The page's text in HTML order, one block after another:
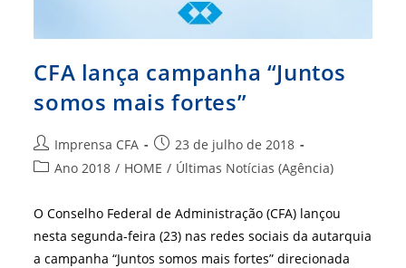
CFA lança campanha “Juntos
somos mais fortes”
Autor
do
Imprensa CFA
Post
publicado:
23 de julho de 2018
Categoria
post:
Ano 2018 / HOME / Últimas Notícias (Agência)
O Conselho Federal de Administração (CFA) lançou
nesta segunda-feira (23) nas redes sociais da autarquia
a campanha “Juntos somos mais fortes” direcionada